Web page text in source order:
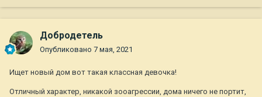
Добродетель
Опубликовано 7 мая, 2021
Ищет новый дом вот такая классная девочка!
Отличный характер, никакой зооагрессии, дома ничего не портит,